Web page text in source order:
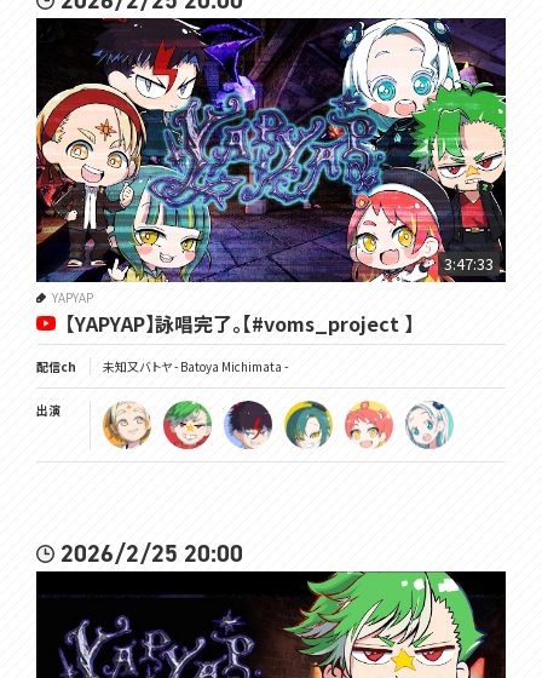
3:47:33
YAPYAP
【YAPYAP】詠唱完了。【#voms_project 】
配信ch 未知又バトヤ - Batoya Michimata -
出演
2026/2/25 20:00